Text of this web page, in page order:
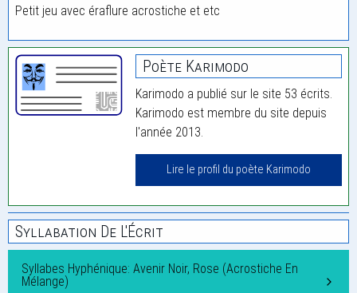
Petit jeu avec éraflure acrostiche et etc
Poète Karimodo
Karimodo a publié sur le site 53 écrits.
Karimodo est membre du site depuis
l'année 2013.
Lire le profil du poète Karimodo
Syllabation De L'Écrit
Syllabes Hyphénique: Avenir Noir, Rose (Acrostiche En
Mélange)